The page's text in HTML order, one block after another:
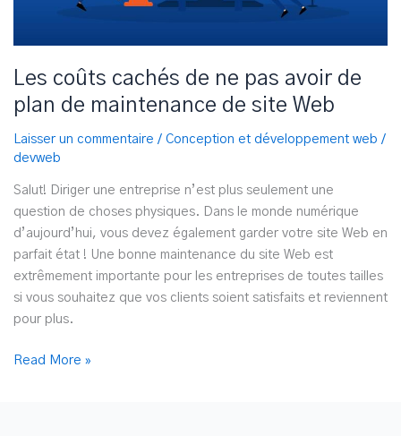
Les coûts cachés de ne pas avoir de
plan de maintenance de site Web
Laisser un commentaire / Conception et développement web /
devweb
Salut! Diriger une entreprise n’est plus seulement une
question de choses physiques. Dans le monde numérique
d’aujourd’hui, vous devez également garder votre site Web en
parfait état ! Une bonne maintenance du site Web est
extrêmement importante pour les entreprises de toutes tailles
si vous souhaitez que vos clients soient satisfaits et reviennent
pour plus.
Les
Read More »